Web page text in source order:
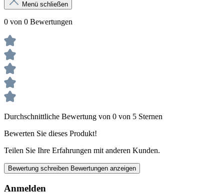
Menü schließen
0 von 0 Bewertungen
Durchschnittliche Bewertung von 0 von 5 Sternen
Bewerten Sie dieses Produkt!
Teilen Sie Ihre Erfahrungen mit anderen Kunden.
Bewertung schreiben Bewertungen anzeigen
Anmelden